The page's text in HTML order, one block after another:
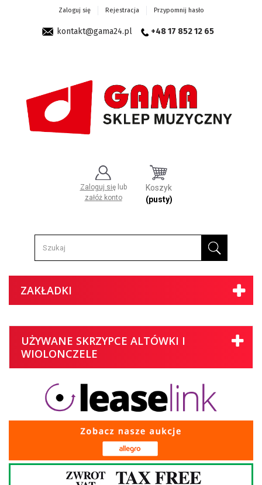
Zaloguj się Rejestracja Przypomnij hasło
kontakt@gama24.pl +48 17 852 12 65
Zaloguj się lub
załóż konto
Koszyk
(pusty)
ZAKŁADKI
UŻYWANE SKRZYPCE ALTÓWKI I
WIOLONCZELE